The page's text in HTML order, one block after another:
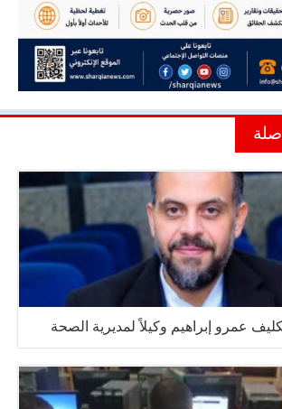
عمرو إبراهيم وكيلاً لمديرية الصحة